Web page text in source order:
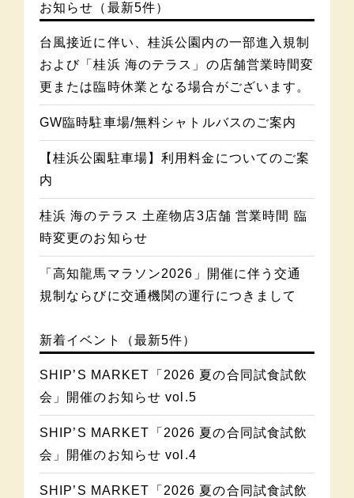
お知らせ（最新5件）
台風接近に伴い、桂浜公園内の一部進入規制
および「桂浜 海のテラス」の店舗営業時間変
更または臨時休業となる場合がございます。
GW臨時駐車場/無料シャトルバスのご案内
【桂浜公園駐車場】利用料金についてのご案
内
桂浜 海のテラス 土産物店3店舗 営業時間 臨
時変更のお知らせ
「高知龍馬マラソン2026」開催に伴う交通
規制ならびに交通機関の運行につきまして
新着イベント（最新5件）
SHIP’S MARKET「2026 夏の合同試食試飲
会」開催のお知らせ vol.5
SHIP’S MARKET「2026 夏の合同試食試飲
会」開催のお知らせ vol.4
SHIP’S MARKET「2026 夏の合同試食試飲